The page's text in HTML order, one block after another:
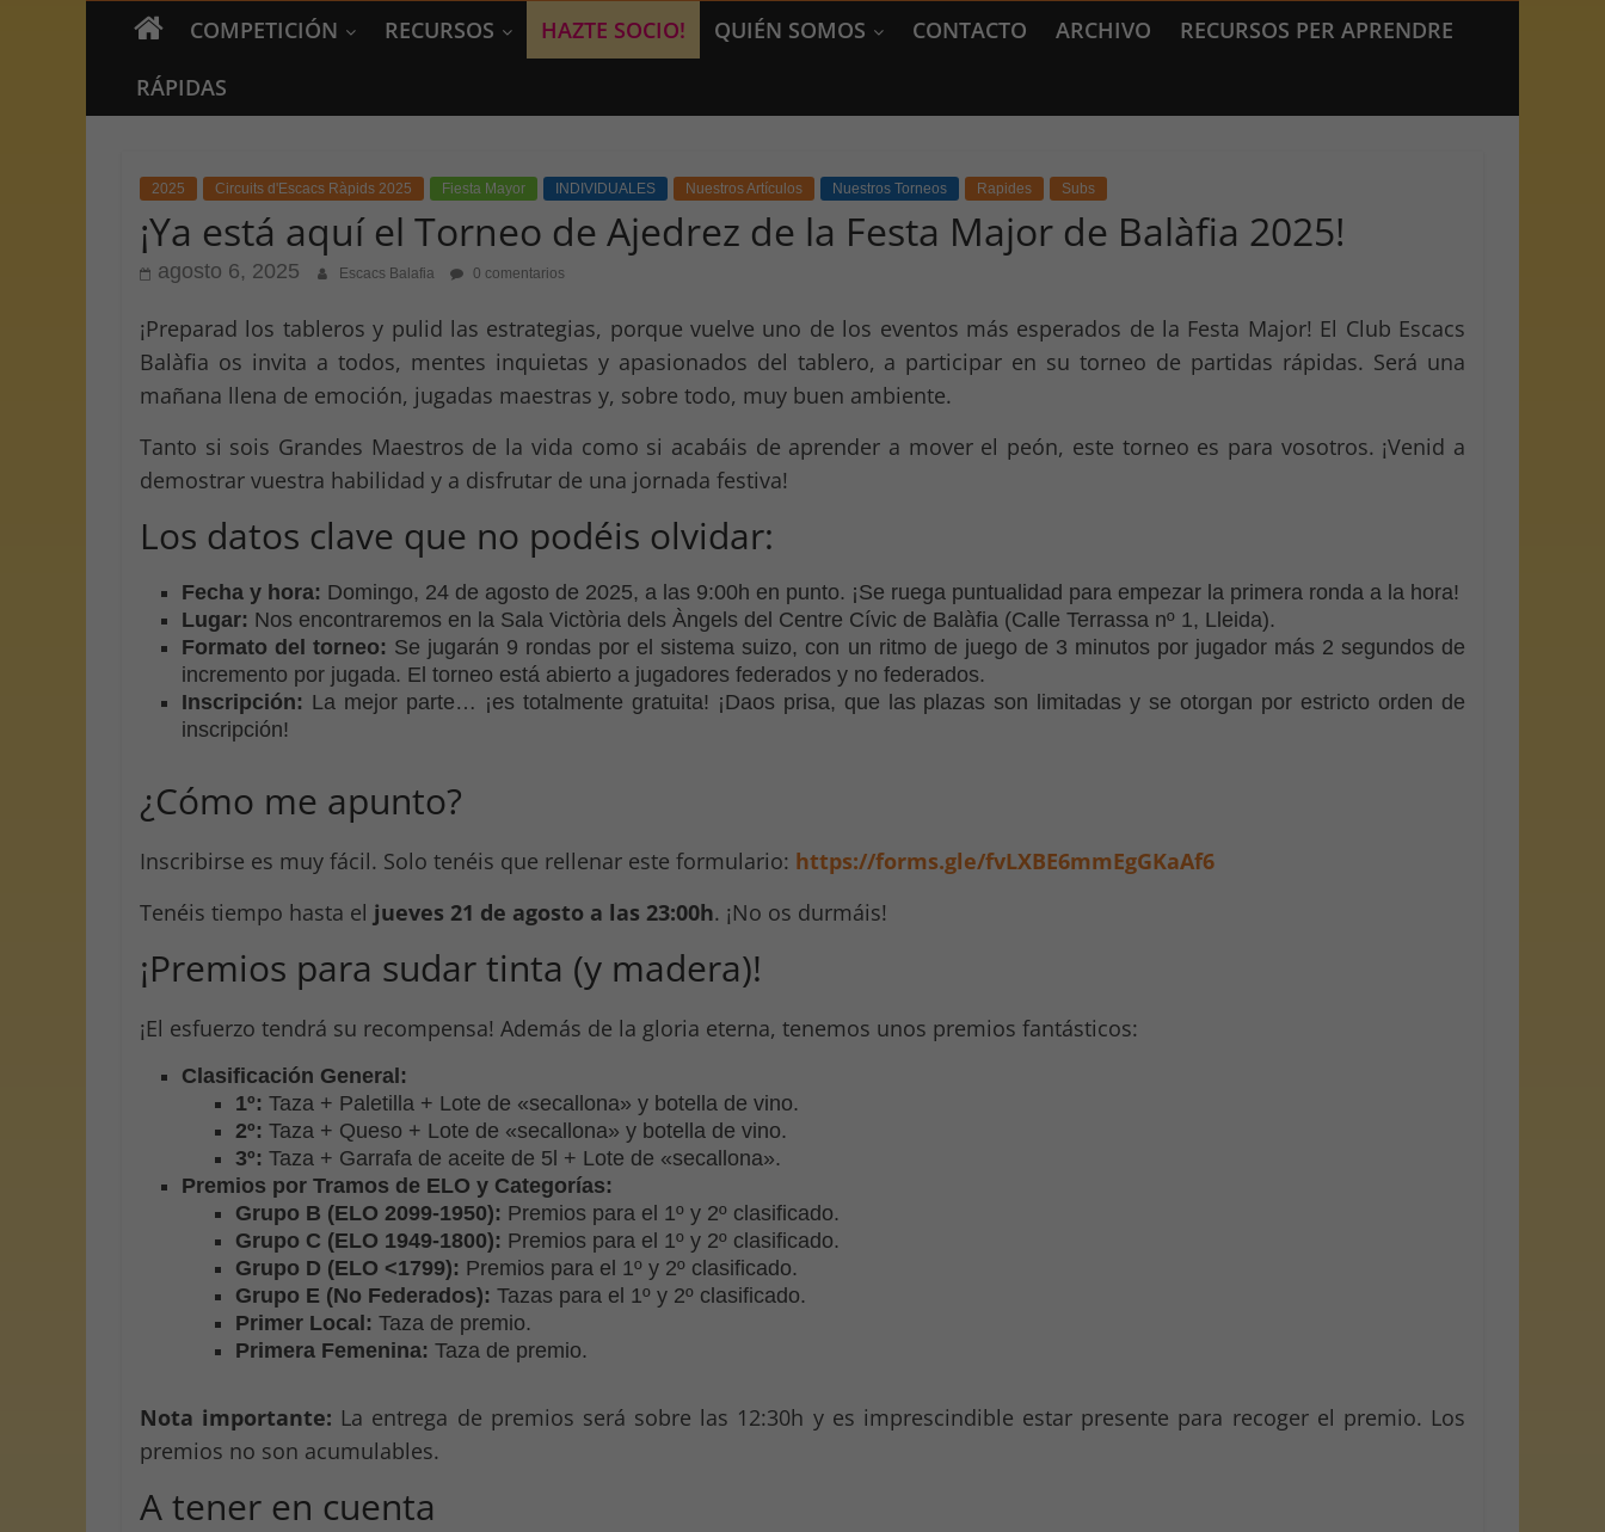
COMPETICIÓN RECURSOS HAZTE SOCIO! QUIÉN SOMOS CONTACTO ARCHIVO
RECURSOS PER APRENDRE
RÁPIDAS
2025 Circuits d'Escacs Ràpids 2025 Fiesta Mayor INDIVIDUALES Nuestros Artículos Nuestros Torneos Rapides Subs
¡Ya está aquí el Torneo de Ajedrez de la Festa Major de Balàfia 2025!
agosto 6, 2025 Escacs Balafia 0 comentarios
¡Preparad los tableros y pulid las estrategias, porque vuelve uno de los eventos más esperados de la Festa Major! El Club Escacs
Balàfia os invita a todos, mentes inquietas y apasionados del tablero, a participar en su torneo de partidas rápidas. Será una
mañana llena de emoción, jugadas maestras y, sobre todo, muy buen ambiente.
Tanto si sois Grandes Maestros de la vida como si acabáis de aprender a mover el peón, este torneo es para vosotros. ¡Venid a
demostrar vuestra habilidad y a disfrutar de una jornada festiva!
Los datos clave que no podéis olvidar:
Fecha y hora: Domingo, 24 de agosto de 2025, a las 9:00h en punto. ¡Se ruega puntualidad para empezar la primera ronda a la hora!
Lugar: Nos encontraremos en la Sala Victòria dels Àngels del Centre Cívic de Balàfia (Calle Terrassa nº 1, Lleida).
Formato del torneo: Se jugarán 9 rondas por el sistema suizo, con un ritmo de juego de 3 minutos por jugador más 2 segundos de
incremento por jugada. El torneo está abierto a jugadores federados y no federados.
Inscripción: La mejor parte… ¡es totalmente gratuita! ¡Daos prisa, que las plazas son limitadas y se otorgan por estricto orden de
inscripción!
¿Cómo me apunto?
Inscribirse es muy fácil. Solo tenéis que rellenar este formulario: https://forms.gle/fvLXBE6mmEgGKaAf6
Tenéis tiempo hasta el jueves 21 de agosto a las 23:00h. ¡No os durmáis!
¡Premios para sudar tinta (y madera)!
¡El esfuerzo tendrá su recompensa! Además de la gloria eterna, tenemos unos premios fantásticos:
Clasificación General:
1º: Taza + Paletilla + Lote de «secallona» y botella de vino.
2º: Taza + Queso + Lote de «secallona» y botella de vino.
3º: Taza + Garrafa de aceite de 5l + Lote de «secallona».
Premios por Tramos de ELO y Categorías:
Grupo B (ELO 2099-1950): Premios para el 1º y 2º clasificado.
Grupo C (ELO 1949-1800): Premios para el 1º y 2º clasificado.
Grupo D (ELO <1799): Premios para el 1º y 2º clasificado.
Grupo E (No Federados): Tazas para el 1º y 2º clasificado.
Primer Local: Taza de premio.
Primera Femenina: Taza de premio.
Nota importante: La entrega de premios será sobre las 12:30h y es imprescindible estar presente para recoger el premio. Los
premios no son acumulables.
A tener en cuenta